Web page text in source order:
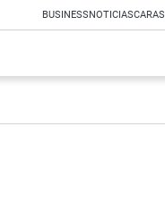
BUSINESSNOTICIASCARAS